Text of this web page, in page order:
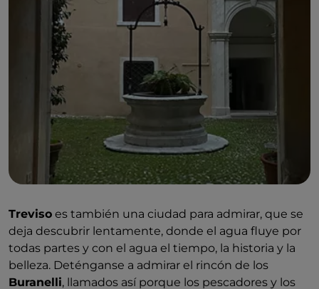
siglo XVI y reformas neoclásicas del siglo XVIII,
combina sobriedad exterior con un interior rico en
tesoros. Las siete cúpulas pintadas al fresco, las
capillas y la famosa “Pala dell’Annunciazione di
Tiziano” (retablo de la Anunciación de Tiziano) captan
la atención del visitante. Y bajando a la cripta
románica, el silencio nos hará volver a épocas lejanas.
El campanario y elBaptisterio de San Giovanni
Juan) a su lado completan la majestuosidad del
Duomo, un lugar de reflexión que invita a
contemplar la historia y la espiritualidad de Treviso.
Treviso es también una ciudad para admirar, que se
deja descubrir lentamente, donde el agua fluye por
todas partes y con el agua el tiempo, la historia y la
belleza. Deténganse a admirar el rincón de los
Buranelli, llamados así porque los pescadores y los